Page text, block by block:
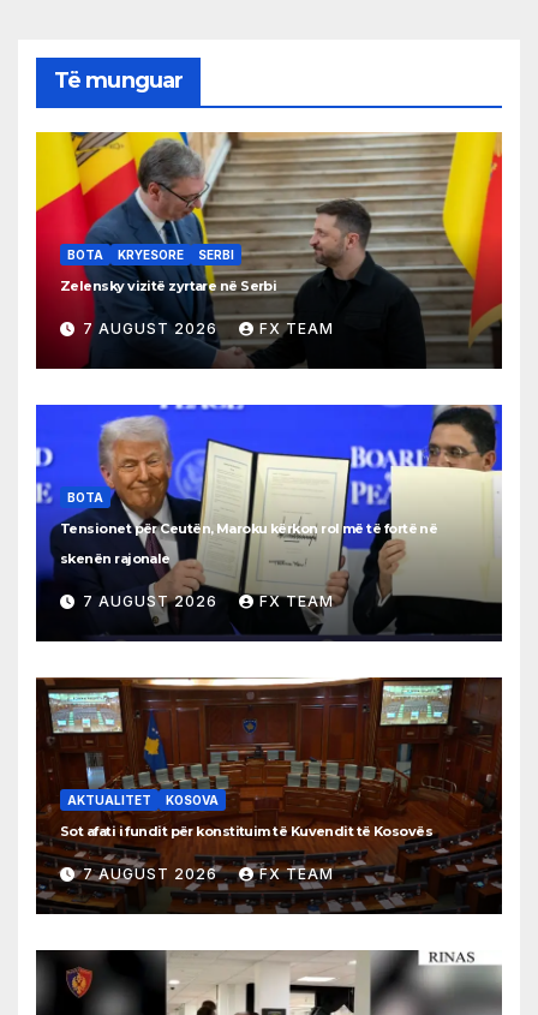
Të munguar
BOTA KRYESORE SERBI
Zelensky vizitë zyrtare në Serbi
7 AUGUST 2026 FX TEAM
BOTA
Tensionet për Ceutën, Maroku kërkon rol më të fortë në
skenën rajonale
7 AUGUST 2026 FX TEAM
AKTUALITET KOSOVA
Sot afati i fundit për konstituim të Kuvendit të Kosovës
7 AUGUST 2026 FX TEAM